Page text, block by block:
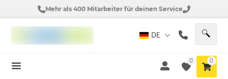
Mehr als 400 Mitarbeiter für deinen Service
DE
0 0